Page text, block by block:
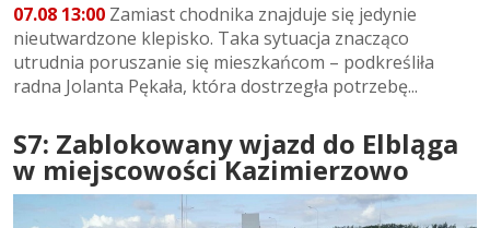
07.08 13:00 Zamiast chodnika znajduje się jedynie
nieutwardzone klepisko. Taka sytuacja znacząco
utrudnia poruszanie się mieszkańcom – podkreśliła
radna Jolanta Pękała, która dostrzegła potrzebę...
S7: Zablokowany wjazd do Elbląga
w miejscowości Kazimierzowo